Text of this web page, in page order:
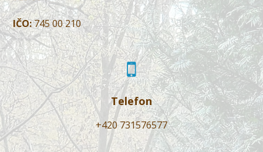
IČO:745 00 210
Telefon
+420 731576577